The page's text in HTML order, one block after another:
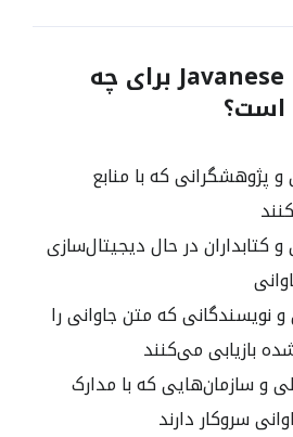
Javanese PDF OCR برای چه
و پژوهشگرانی که با منابع
و کتابداران در حال دیجیتال‌سازی
و نویسندگانی که متن جاوانی را
بازیابی می‌کنند
و سازمان‌هایی که با مدارک
سروکار دارند